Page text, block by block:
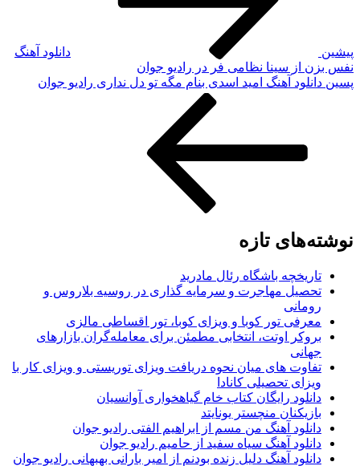
پیشین
دانلود آهنگ
نفس بزن از سینا نظامی فر در رادیو جوان
نوشته‌ٔ
پسین دانلود آهنگ امید اسدی بنام مگه تو دل نداری رادیو جوان
نوشته‌های تازه
تاریخچه باشگاه رئال مادرید
تحصیل مهاجرت و سرمایه گذاری در روسیه بلاروس و
رومانی
معرفی تور کوبا و ویزای کوبا، تور اقساطی مالزی
بروکر اوتت، انتخابی مطمئن برای معامله‌گران بازارهای
جهانی
تفاوت های میان نحوه دریافت ویزای توریستی و ویزای کار با
ویزای تحصیلی کانادا
دانلود رایگان کتاب خام گیاهخواری آوانسیان
بازیکنان منچستر یونایتد
دانلود آهنگ من مسم از ابراهیم الفتی رادیو جوان
دانلود آهنگ سیاه سفید از حامیم رادیو جوان
دانلود آهنگ دلیل زنده بودنم از امیر بارانی بهبهانی رادیو جوان